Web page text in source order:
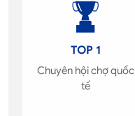
TOP 1
Chuyên hội chợ quốc
tế